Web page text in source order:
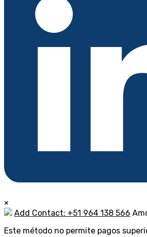
×
Add Contact: +51 964 138 566
Este método no permite pagos